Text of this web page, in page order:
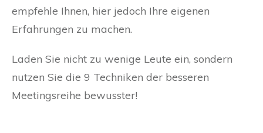
empfehle Ihnen, hier jedoch Ihre eigenen
Erfahrungen zu machen.
Laden Sie nicht zu wenige Leute ein, sondern
nutzen Sie die 9 Techniken der besseren
Meetingsreihe bewusster!